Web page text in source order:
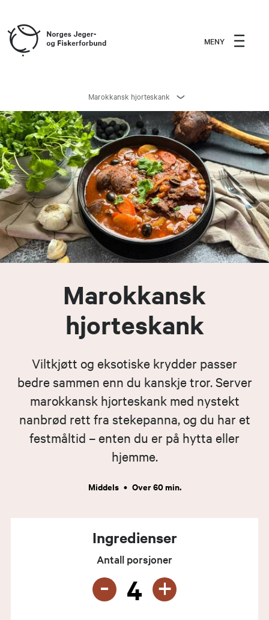
MENY
Marokkansk hjorteskank
Marokkansk
hjorteskank
Viltkjøtt og eksotiske krydder passer
bedre sammen enn du kanskje tror. Server
marokkansk hjorteskank med nystekt
nanbrød rett fra stekepanna, og du har et
festmåltid – enten du er på hytta eller
hjemme.
Middels • Over 60 min.
Ingredienser
Antall porsjoner
- 4 +